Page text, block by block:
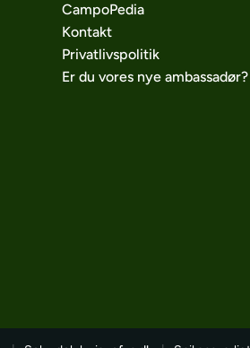
CampoPedia
Kontakt
Privatlivspolitik
Er du vores nye ambassadør?